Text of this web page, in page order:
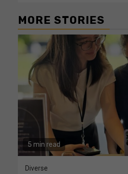
MORE STORIES
5 min read
Diverse